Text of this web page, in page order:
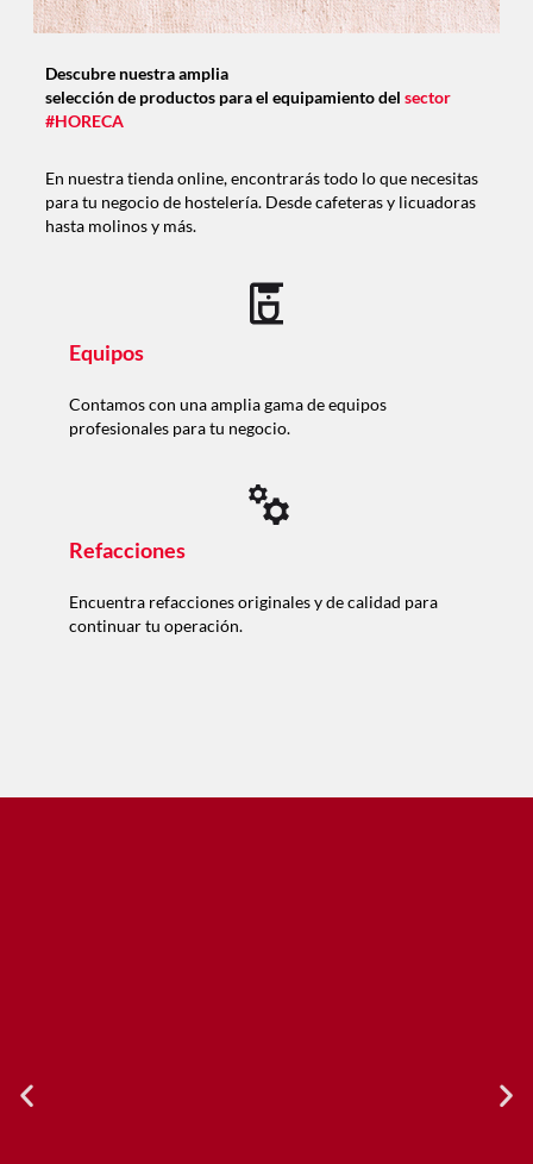
Descubre nuestra amplia
selección de productos para el equipamiento del sector
#HORECA
En nuestra tienda online, encontrarás todo lo que necesitas
para tu negocio de hostelería. Desde cafeteras y licuadoras
hasta molinos y más.
Equipos
Contamos con una amplia gama de equipos
profesionales para tu negocio.
Refacciones
Encuentra refacciones originales y de calidad para
continuar tu operación.